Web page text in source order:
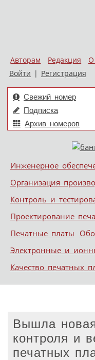
Авторам Редакция О
Войти | Регистрация
Свежий номер
Подписка
Архив номеров
Меню
Skip to content
Инженерное
Организация
Контроль и
Проектирование
Печатные платы
Электронные и
Качество печатных
Вышла
контроля и
печатных